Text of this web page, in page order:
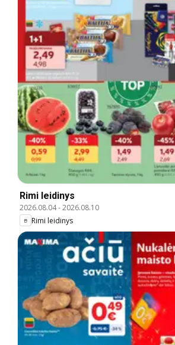
Rimi leidinys
2026.08.04-2026.08.10
Rimi leidinys